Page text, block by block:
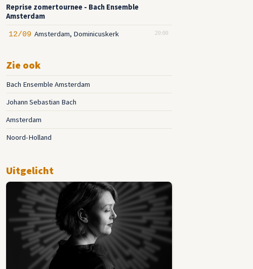
Reprise zomertournee - Bach Ensemble
Amsterdam
20:00
12/09 Amsterdam, Dominicuskerk
Zie ook
Bach Ensemble Amsterdam
Johann Sebastian Bach
Amsterdam
Noord-Holland
Uitgelicht